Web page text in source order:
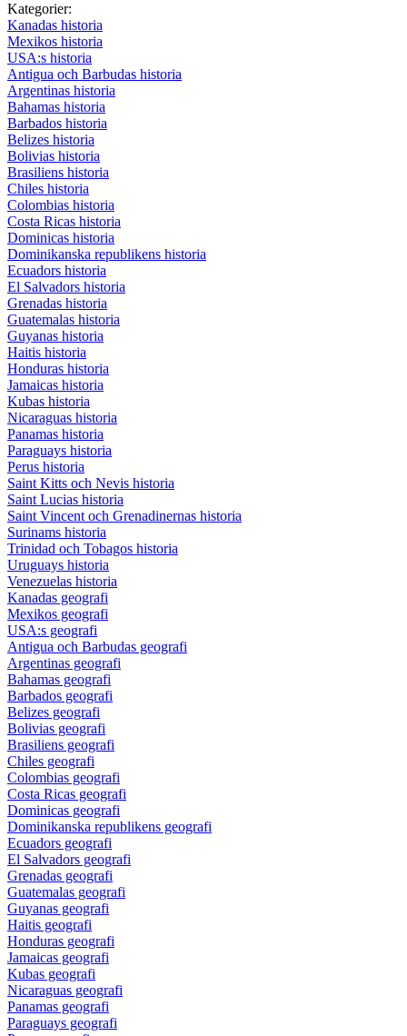
Kategorier:
Kanadas historia
Mexikos historia
USA:s historia
Antigua och Barbudas historia
Argentinas historia
Bahamas historia
Barbados historia
Belizes historia
Bolivias historia
Brasiliens historia
Chiles historia
Colombias historia
Costa Ricas historia
Dominicas historia
Dominikanska republikens historia
Ecuadors historia
El Salvadors historia
Grenadas historia
Guatemalas historia
Guyanas historia
Haitis historia
Honduras historia
Jamaicas historia
Kubas historia
Nicaraguas historia
Panamas historia
Paraguays historia
Perus historia
Saint Kitts och Nevis historia
Saint Lucias historia
Saint Vincent och Grenadinernas historia
Surinams historia
Trinidad och Tobagos historia
Uruguays historia
Venezuelas historia
Kanadas geografi
Mexikos geografi
USA:s geografi
Antigua och Barbudas geografi
Argentinas geografi
Bahamas geografi
Barbados geografi
Belizes geografi
Bolivias geografi
Brasiliens geografi
Chiles geografi
Colombias geografi
Costa Ricas geografi
Dominicas geografi
Dominikanska republikens geografi
Ecuadors geografi
El Salvadors geografi
Grenadas geografi
Guatemalas geografi
Guyanas geografi
Haitis geografi
Honduras geografi
Jamaicas geografi
Kubas geografi
Nicaraguas geografi
Panamas geografi
Paraguays geografi